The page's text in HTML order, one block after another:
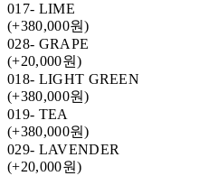
017- LIME
(+380,000원)
028- GRAPE
(+20,000원)
018- LIGHT GREEN
(+380,000원)
019- TEA
(+380,000원)
029- LAVENDER
(+20,000원)